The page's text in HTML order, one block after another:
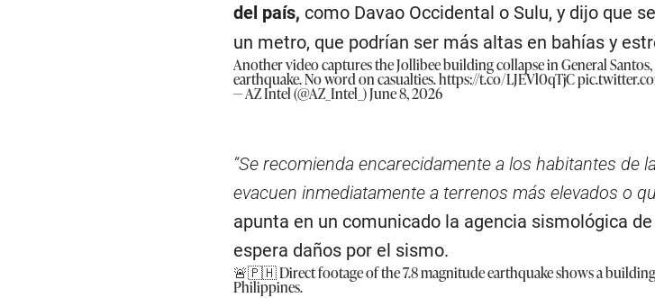
del país, como Davao Occidental o Sulu, y dijo que
un metro, que podrían ser más altas en bahías y
Another video captures the Jollibee building collapse in General
earthquake. No word on casualties.https://t.co/LJEVl0qTjC
— AZ Intel (@AZ_Intel_)June 8, 2026
“Se recomienda encarecidamente a los habitantes de
evacuen inmediatamente a terrenos más elevados o
apunta en un comunicado la agencia sismológica
espera daños por el sismo.
🚨🇵🇭 Direct footage of the 7.8 magnitude earthquake shows a
Philippines.